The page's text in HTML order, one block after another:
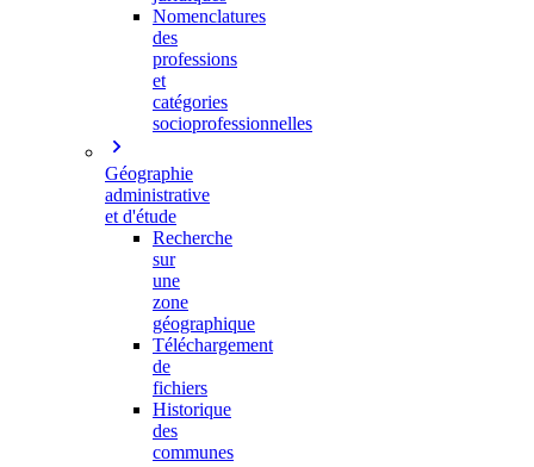
Nomenclatures
des
professions
et
catégories
socioprofessionnelles
Géographie
administrative
et d'étude
Recherche
sur
une
zone
géographique
Téléchargement
de
fichiers
Historique
des
communes